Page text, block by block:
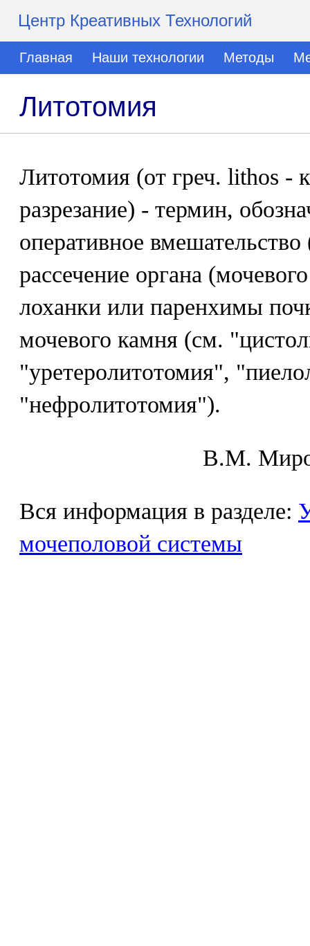
Центр Креативных Технологий
Главная Наши технологии Методы
Литотомия
Литотомия (от греч. lithos -
разрезание) - термин,
оперативное
рассечение органа
лоханки или паренхимы
мочевого камня (см.
"уретеролитотомия",
"нефролитотомия").
В.М.
Вся информация в разделе:
мочеполовой системы